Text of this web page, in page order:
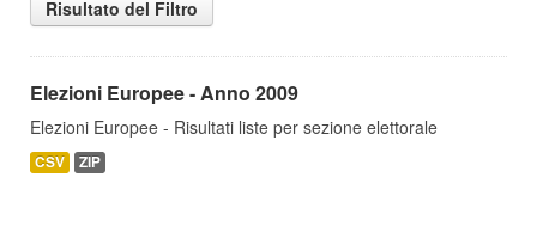
Risultato del Filtro
Elezioni Europee - Anno 2009
Elezioni Europee - Risultati liste per sezione elettorale
CSV ZIP